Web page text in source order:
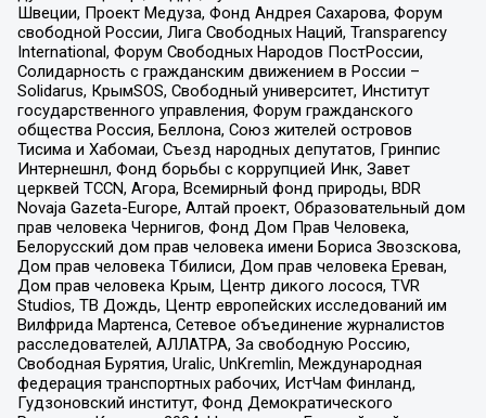
Швеции, Проект Медуза, Фонд Андрея Сахарова, Форум
свободной России, Лига Свободных Наций, Transparеncy
International, Форум Свободных Народов ПостРоссии,
Солидарность с гражданским движением в России –
Solidarus, КрымSOS, Свободный университет, Институт
государственного управления, Форум гражданского
общества Россия, Беллона, Союз жителей островов
Тисима и Хабомаи, Съезд народных депутатов, Гринпис
Интернешнл, Фонд борьбы с коррупцией Инк, Завет
церквей TCCN, Агора, Всемирный фонд природы, BDR
Novaja Gazeta-Europe, Алтай проект, Образовательный дом
прав человека Чернигов, Фонд Дом Прав Человека,
Белорусский дом прав человека имени Бориса Звозскова,
Дом прав человека Тбилиси, Дом прав человека Ереван,
Дом прав человека Крым, Центр дикого лосося, TVR
Studios, ТВ Дождь, Центр европейских исследований им
Вилфрида Мартенса, Сетевое объединение журналистов
расследователей, АЛЛАТРА, За свободную Россию,
Свободная Бурятия, Uralic, UnKremlin, Международная
федерация транспортных рабочих, ИстЧам Финланд,
Гудзоновский институт, Фонд Демократического